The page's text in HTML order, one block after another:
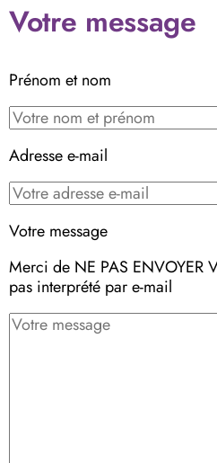
Votre message
Prénom et nom
Adresse e-mail
Votre message
Merci de NE PAS ENVOYER
pas interprété par e-mail